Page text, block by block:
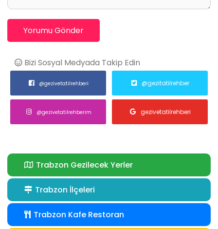
Yorumu Gönder
Bizi Sosyal Medyada Takip Edin
@gezivetatilrehberi @gezitatilrehber
@gezivetatilrehberim gezivetatilrehberi
Trabzon Gezilecek Yerler
Trabzon İlçeleri
Trabzon Kafe Restoran